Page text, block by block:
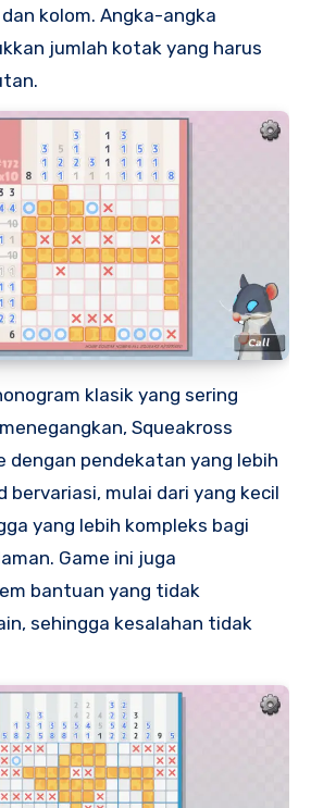
kolom. Angka-angka
jumlah kotak yang harus
klasik yang sering
Squeakross
dengan pendekatan yang lebih
bervariasi, mulai dari yang kecil
yang lebih kompleks bagi
Game ini juga
bantuan yang tidak
sehingga kesalahan tidak